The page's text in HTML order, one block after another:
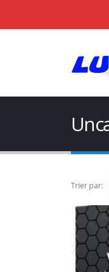
Trier par: